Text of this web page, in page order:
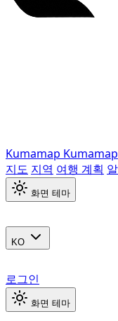
Kumamap Kumamap
지도 지역 여행 계획
화면 테마
KO
로그인
화면 테마